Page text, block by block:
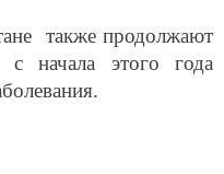
также продолжают
начала этого года